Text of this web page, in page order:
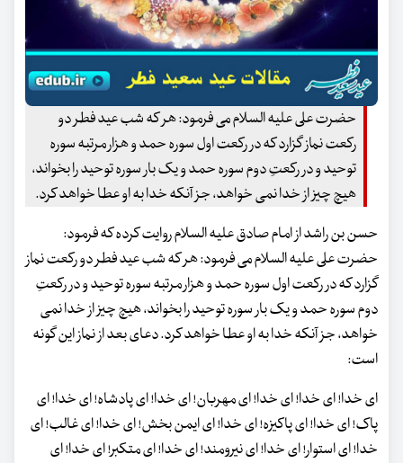
حضرت علی علیه السلام می فرمود: هر که شب عید فطر دو
رکعت نماز گزارد که در رکعت اول سوره حمد و هزار مرتبه سوره
توحید و در رکعتِ دوم سوره حمد و یک بار سوره توحید را بخواند،
هیچ چیز از خدا نمی خواهد، جز آنکه خدا به او عطا خواهد کرد.
حسن بن راشد از امام صادق علیه السلام روایت کرده که فرمود:
حضرت علی علیه السلام می فرمود: هر که شب عید فطر دو رکعت نماز
گزارد که در رکعت اول سوره حمد و هزار مرتبه سوره توحید و در رکعتِ
دوم سوره حمد و یک بار سوره توحید را بخواند، هیچ چیز از خدا نمی
خواهد، جز آنکه خدا به او عطا خواهد کرد. دعای بعد از نماز این گونه
است:
ای خدا! ای خدا! ای خدا! ای مهربان! ای خدا! ای پادشاه! ای خدا! ای
پاک! ای خدا! ای پاکیزه! ای خدا! ای ایمن بخش! ای خدا! ای غالب! ای
خدا! ای استوار! ای خدا! ای نیرومند! ای خدا! ای متکبر! ای خدا! ای